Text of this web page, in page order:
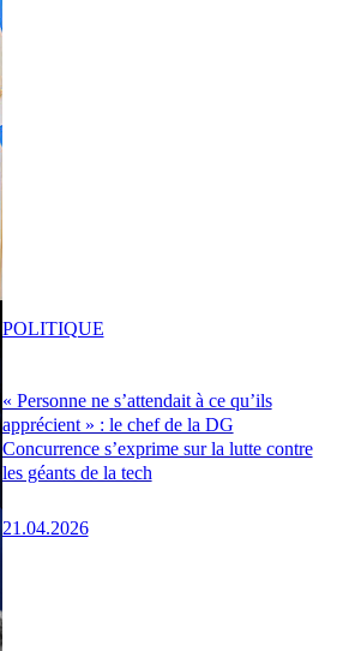
« Personne ne s’attendait à ce qu’ils
apprécient » : le chef de la DG
Concurrence s’exprime sur la lutte contre
les géants de la tech
21.04.2026
POLITIQUE